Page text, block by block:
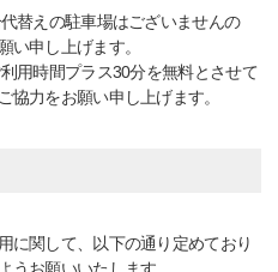
替えの駐車場はございませんの
い申し上げます。
用時間プラス30分を無料とさせて
協力をお願い申し上げます。
に関して、以下の通り定めており